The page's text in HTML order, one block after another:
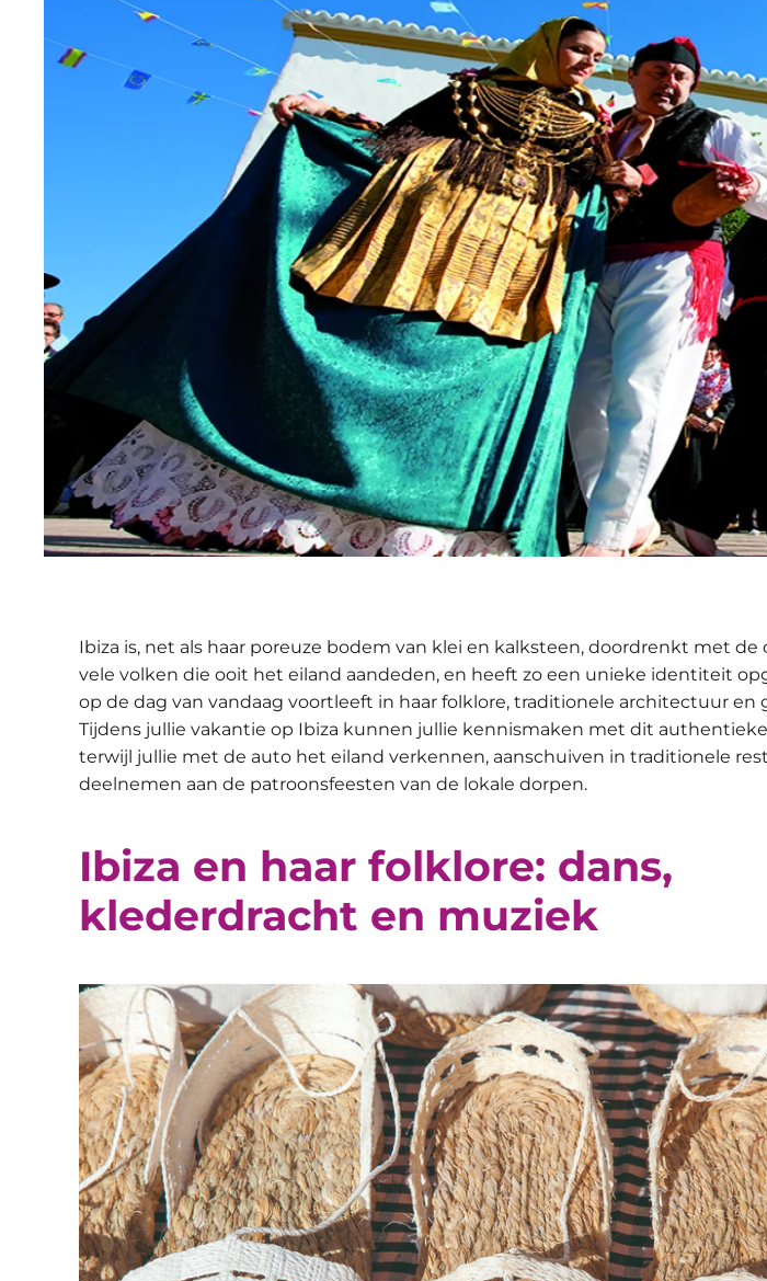
Ibiza is, net als haar poreuze bodem van klei en kalksteen, doordrenkt met de
vele volken die ooit het eiland aandeden, en heeft zo een unieke identiteit
op de dag van vandaag voortleeft in haar folklore, traditionele architectuur en
Tijdens jullie vakantie op Ibiza kunnen jullie kennismaken met dit
terwijl jullie met de auto het eiland verkennen, aanschuiven in traditionele
deelnemen aan de patroonsfeesten van de lokale dorpen.
Ibiza en haar folklore: dans,
klederdracht en muziek